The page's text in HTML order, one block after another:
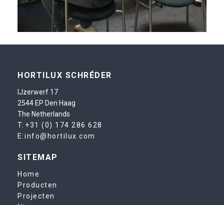
HORTILUX SCHRÉDER
IJzerwerf 17
2544 EP Den Haag
The Netherlands
T: +31 (0) 174 286 628
E: info@hortilux.com
SITEMAP
Home
Producten
Projecten